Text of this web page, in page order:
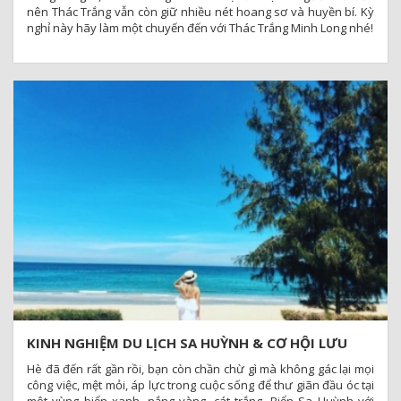
nên Thác Trắng vẫn còn giữ nhiều nét hoang sơ và huyền bí. Kỳ
nghỉ này hãy làm một chuyến đến với Thác Trắng Minh Long nhé!
KINH NGHIỆM DU LỊCH SA HUỲNH & CƠ HỘI LƯU
TRÚ TẠI SA HUỲNH RESORT GIÁ RẺ
Hè đã đến rất gần rồi, bạn còn chần chừ gì mà không gác lại mọi
công việc, mệt mỏi, áp lực trong cuộc sống để thư giãn đầu óc tại